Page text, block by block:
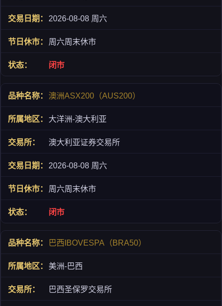
2026-08-08 周六
周六周末休市
闭市
澳洲ASX200（AUS200）
大洋洲-澳大利亚
澳大利亚证券交易所
2026-08-08 周六
周六周末休市
闭市
巴西IBOVESPA（BRA50）
美洲-巴西
巴西圣保罗交易所